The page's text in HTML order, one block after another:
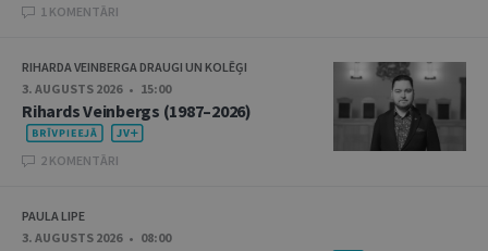
1 KOMENTĀRI
RIHARDA VEINBERGA DRAUGI UN KOLĒĢI
3. AUGUSTS 2026 • 15:00
Rihards Veinbergs (1987–2026)
2 KOMENTĀRI
PAULA LIPE
3. AUGUSTS 2026 • 08:00